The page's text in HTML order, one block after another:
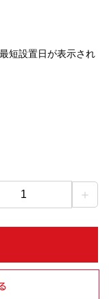
短設置日が表示され
1 ＋